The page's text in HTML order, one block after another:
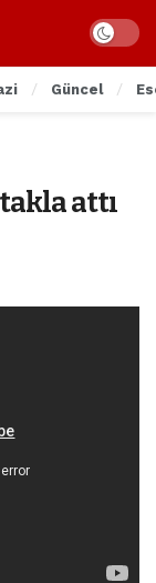
Güncel
attı